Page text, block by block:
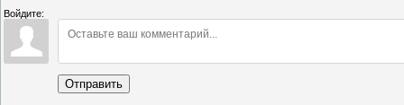
Войдите:
Отправить